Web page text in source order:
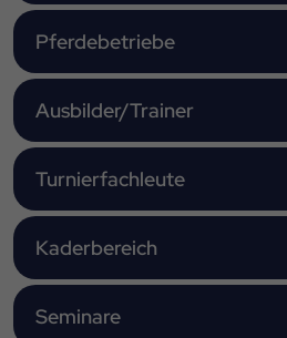
Pferdebetriebe
Ausbilder/Trainer
Turnierfachleute
Kaderbereich
Seminare